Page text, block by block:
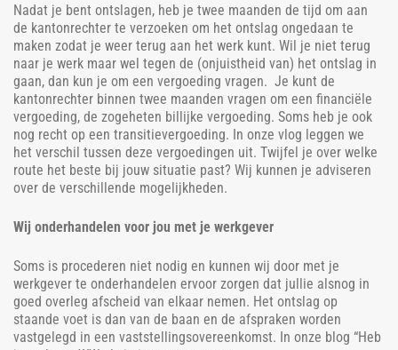
Nadat je bent ontslagen, heb je twee maanden de tijd om aan
de kantonrechter te verzoeken om het ontslag ongedaan te
maken zodat je weer terug aan het werk kunt. Wil je niet terug
naar je werk maar wel tegen de (onjuistheid van) het ontslag in
gaan, dan kun je om een vergoeding vragen. Je kunt de
kantonrechter binnen twee maanden vragen om een financiële
vergoeding, de zogeheten billijke vergoeding. Soms heb je ook
nog recht op een transitievergoeding. In onze vlog leggen we
het verschil tussen deze vergoedingen uit. Twijfel je over welke
route het beste bij jouw situatie past? Wij kunnen je adviseren
over de verschillende mogelijkheden.
Wij onderhandelen voor jou met je werkgever
Soms is procederen niet nodig en kunnen wij door met je
werkgever te onderhandelen ervoor zorgen dat jullie alsnog in
goed overleg afscheid van elkaar nemen. Het ontslag op
staande voet is dan van de baan en de afspraken worden
vastgelegd in een vaststellingsovereenkomst. In onze blog “Heb